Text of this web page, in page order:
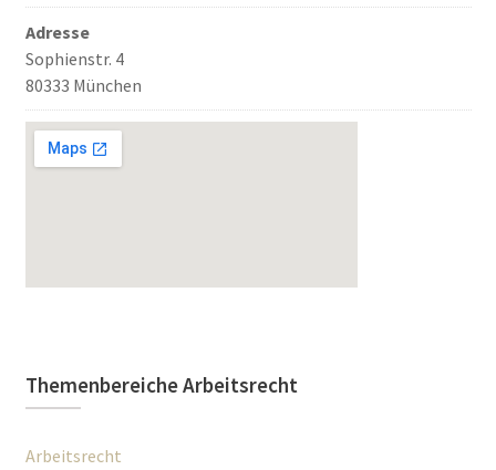
Adresse
Sophienstr. 4
80333 München
Themenbereiche Arbeitsrecht
Arbeitsrecht